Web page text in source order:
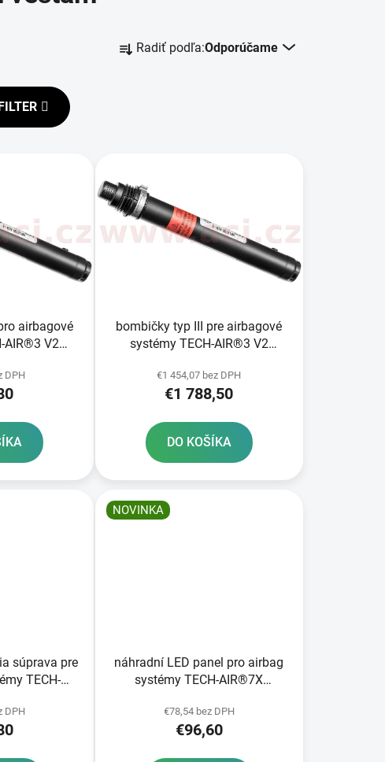
a
p
r
o
d
o
Radiť podľa:Odporúčame
airbagové
AIR®3 V2
DPH
bombičky typ III pre airbagové
systémy TECH-AIR®3 V2
€1 454,07 bez DPH
€1 788,50
DO KOŠÍKA
súprava pre
TECH-
DPH
NOVINKA
náhradní LED panel pro airbag
systémy TECH-AIR®7X
cm
€78,54 bez DPH
€96,60